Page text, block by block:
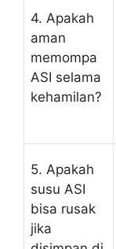
4. Apakah
aman
memompa
ASI selama
kehamilan?
5. Apakah
susu ASI
bisa rusak
jika